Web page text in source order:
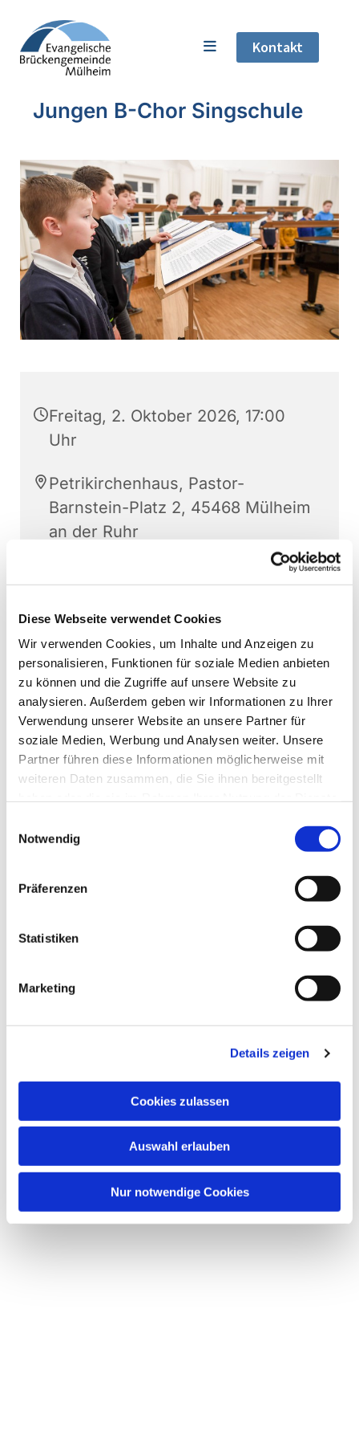
Diese Webseite verwendet Cookies
Wir verwenden Cookies, um Inhalte und Anzeigen zu
personalisieren, Funktionen für soziale Medien anbieten
zu können und die Zugriffe auf unsere Website zu
analysieren. Außerdem geben wir Informationen zu Ihrer
Verwendung unserer Website an unsere Partner für
soziale Medien, Werbung und Analysen weiter. Unsere
Partner führen diese Informationen möglicherweise mit
weiteren Daten zusammen, die Sie ihnen bereitgestellt
Notwendig
Präferenzen
Statistiken
Marketing
Details zeigen
Cookies zulassen
Auswahl erlauben
Nur notwendige Cookies
Kontakt
Jungen B-Chor Singschule
Freitag, 2. Oktober 2026, 17:00
Uhr
Petrikirchenhaus, Pastor-
Barnstein-Platz 2, 45468 Mülheim
an der Ruhr
Dies könnte Sie auch